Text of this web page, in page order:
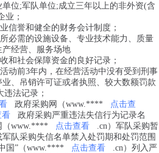
位;军队单位;成立三年以上的非外资(含
业；
信誉和健全的财务会计制度；
必需的设施设备、专业技术能力、质量
经营、服务场地
和社会保障资金的良好记录；
动前3年内，在经营活动中没有受到刑事
、吊销许可证或者执照、较大数额罚款
法记录；
政府采购网（www.****
点击查
看
政府采购严重违法失信行为记录名
（www.****
点击查看
.cn）军队采购暂
队采购失信名单禁入处罚期和处罚范围
国”（www.****
点击查看
.cn）列入严